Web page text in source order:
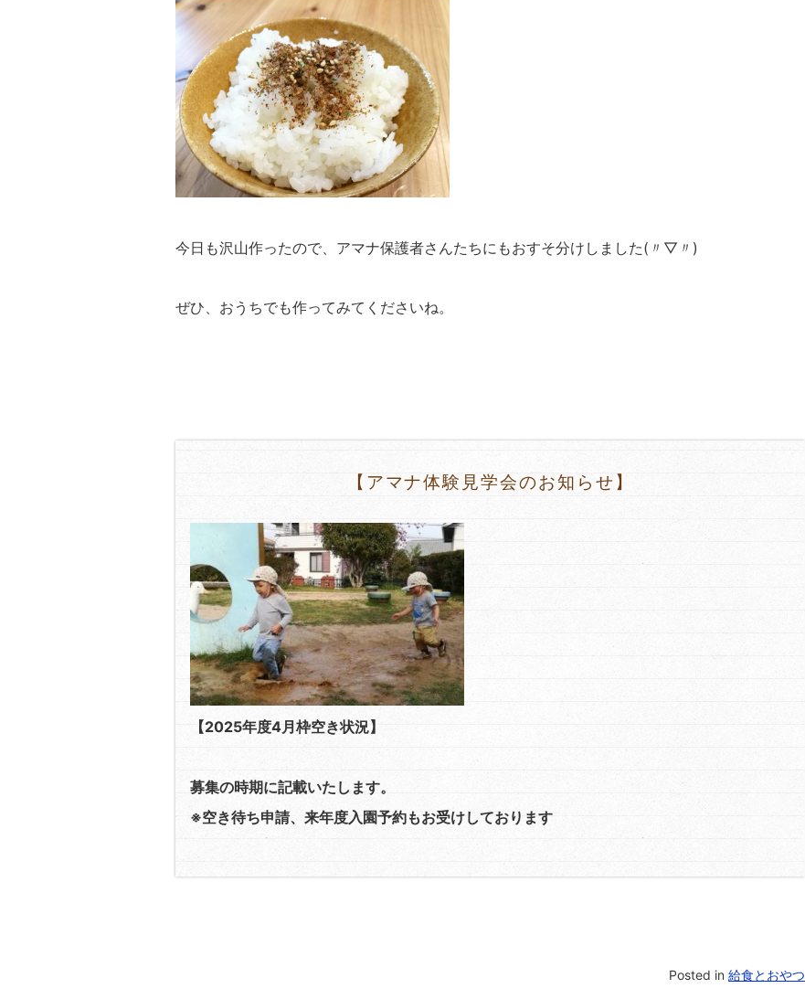
今日も沢山作ったので、アマナ保護者さんたちにもおすそ分けしました(〃▽〃)
ぜひ、おうちでも作ってみてくださいね。
【アマナ体験見学会のお知らせ】
【2025年度4月枠空き状況】
募集の時期に記載いたします。
※空き待ち申請、来年度入園予約もお受けしております
Posted in給食とおやつ